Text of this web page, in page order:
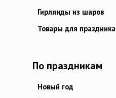
Гирлянды из шаров
Товары для праздника
По праздникам
Новый год